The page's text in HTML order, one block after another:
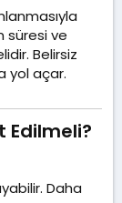
süresi ve
Belirsiz
yol açar.
Edilmeli?​
Daha